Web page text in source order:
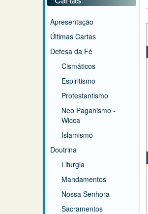
Apresentação
Últimas Cartas
Defesa da Fé
Cismáticos
Espiritismo
Protestantismo
Neo Paganismo -
Wicca
Islamismo
Doutrina
Liturgia
Mandamentos
Nossa Senhora
Sacramentos